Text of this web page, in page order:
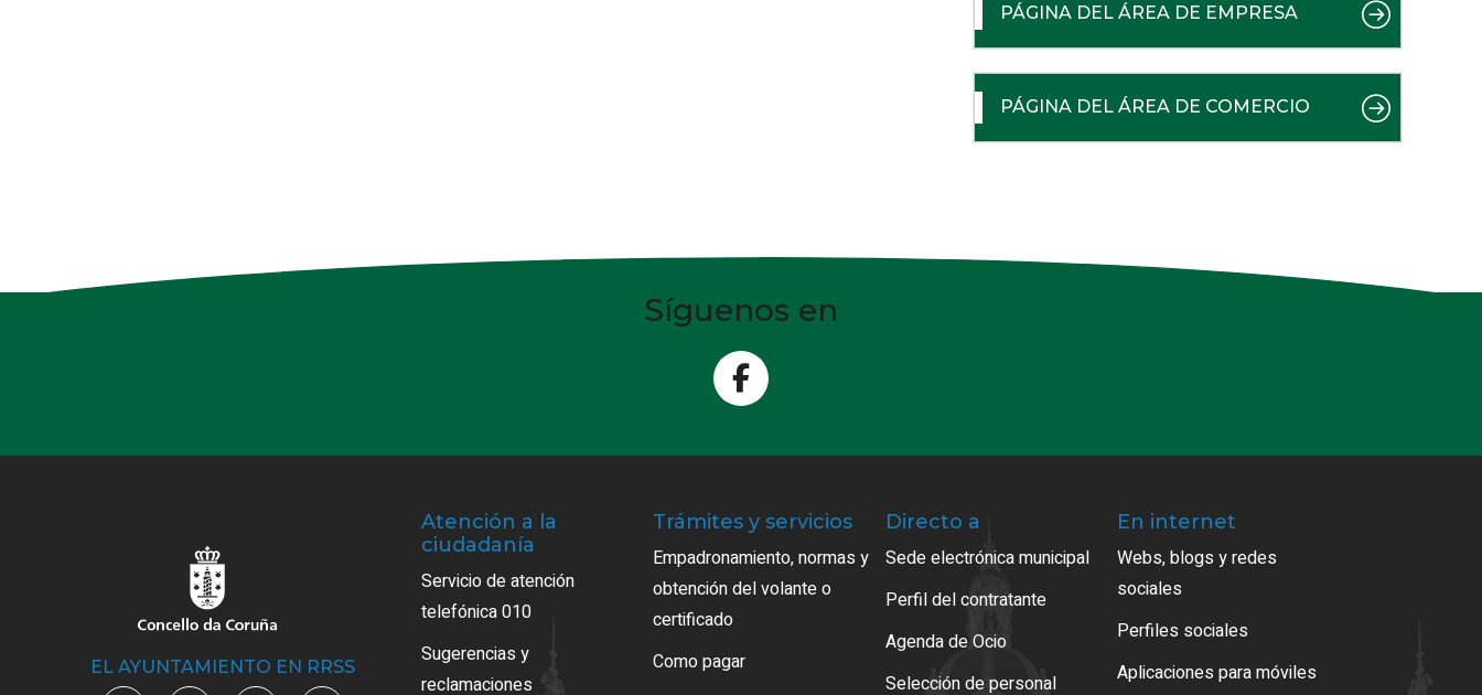
PÁGINA DEL ÁREA DE EMPRESA
PÁGINA DEL ÁREA DE COMERCIO
Síguenos en
EL AYUNTAMIENTO EN RRSS
Atención a la
ciudadanía
Servicio de atención
telefónica 010
Sugerencias y
reclamaciones
Trámites y servicios
Empadronamiento, normas y
obtención del volante o
certificado
Como pagar
Directo a
Sede electrónica municipal
Perfil del contratante
Agenda de Ocio
Selección de personal
En internet
Webs, blogs y redes
sociales
Perfiles sociales
Aplicaciones para móviles